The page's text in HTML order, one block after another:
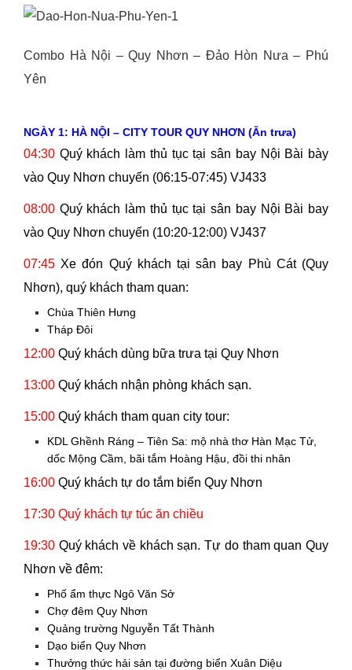
Combo Hà Nội – Quy Nhơn – Đảo Hòn Nưa – Phú
Yên
NGÀY 1: HÀ NỘI – CITY TOUR QUY NHƠN (Ăn trưa)
04:30 Quý khách làm thủ tục tại sân bay Nội Bài bày
vào Quy Nhơn chuyến (06:15-07:45) VJ433
08:00 Quý khách làm thủ tục tại sân bay Nội Bài bay
vào Quy Nhơn chuyến (10:20-12:00) VJ437
07:45 Xe đón Quý khách tại sân bay Phù Cát (Quy
Nhơn), quý khách tham quan:
Chùa Thiên Hưng
Tháp Đôi
12:00 Quý khách dùng bữa trưa tại Quy Nhơn
13:00 Quý khách nhận phòng khách sạn.
15:00 Quý khách tham quan city tour:
KDL Ghềnh Ráng – Tiên Sa: mộ nhà thơ Hàn Mạc Tử,
dốc Mộng Cầm, bãi tắm Hoàng Hậu, đồi thi nhân
16:00 Quý khách tự do tắm biển Quy Nhơn
17:30 Quý khách tự túc ăn chiều
19:30 Quý khách về khách sạn. Tự do tham quan Quy
Nhơn về đêm:
Phố ẩm thực Ngô Văn Sở
Chợ đêm Quy Nhơn
Quảng trường Nguyễn Tất Thành
Dạo biển Quy Nhơn
Thưởng thức hải sản tại đường biển Xuân Diệu